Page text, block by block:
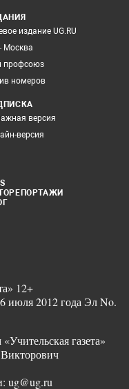
издание UG.RU
Москва
профсоюз
номеров
версия
версия
12+
июля 2012 года Эл No.
газета»
ug@ug.ru